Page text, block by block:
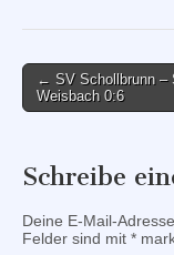
Post
navigation
← SV Schollbrunn –
Weisbach 0:6
Schreibe
Deine E-Mail-
Felder sind mit *